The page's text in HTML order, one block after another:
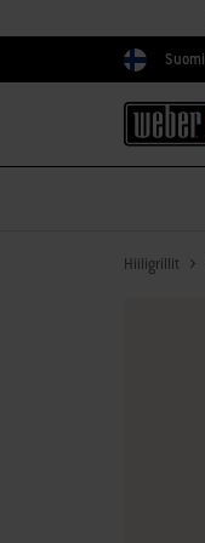
Valitse maa
Suomi
Hiiligrillit